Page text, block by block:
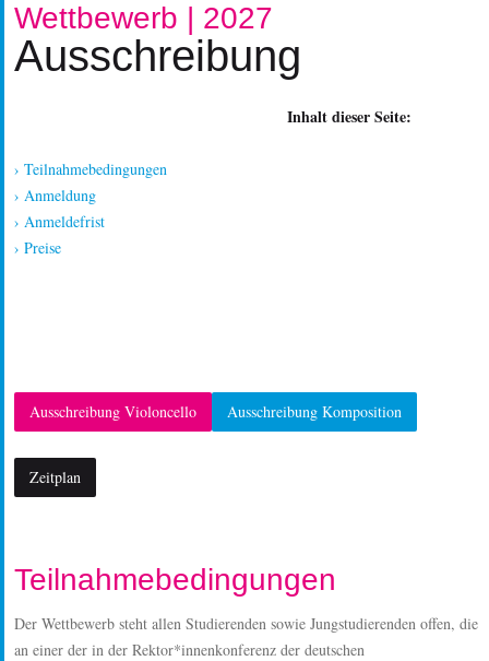
Wettbewerb | 2027
Ausschreibung
Inhalt dieser Seite:
› Teilnahmebedingungen
› Anmeldung
› Anmeldefrist
› Preise
Ausschreibung Violoncello Ausschreibung Komposition
Zeitplan
Teilnahmebedingungen
Der Wettbewerb steht allen Studierenden sowie Jungstudierenden offen, die
an einer der in der Rektor*innenkonferenz der deutschen